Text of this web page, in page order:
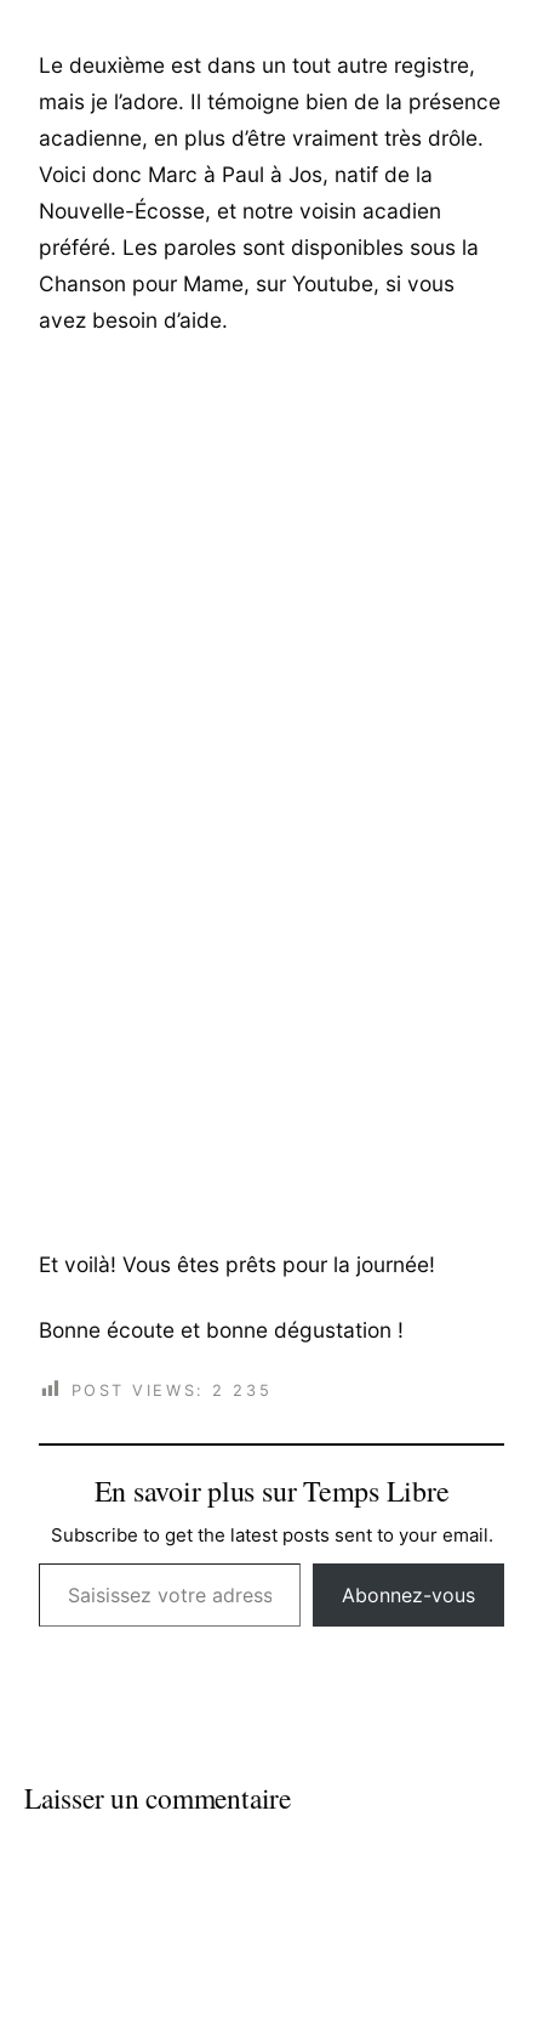
Le deuxième est dans un tout autre registre,
mais je l’adore. Il témoigne bien de la présence
acadienne, en plus d’être vraiment très drôle.
Voici donc Marc à Paul à Jos, natif de la
Nouvelle-Écosse, et notre voisin acadien
préféré. Les paroles sont disponibles sous la
Chanson pour Mame, sur Youtube, si vous
avez besoin d’aide.
Et voilà! Vous êtes prêts pour la journée!
Bonne écoute et bonne dégustation !
POST VIEWS: 2 235
En savoir plus sur Temps Libre
Subscribe to get the latest posts sent to your email.
Saisissez votre adresse e-mail…
Abonnez-vous
Laisser un commentaire